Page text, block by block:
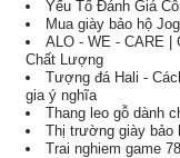
Yếu Tố Đánh Giá
Mua giày bảo hộ
ALO - WE - CARE |
Chất Lượng
Tượng đá Hali -
gia ý nghĩa
Thang leo gỗ dành
Thị trường giày bảo
Trai nghiem game